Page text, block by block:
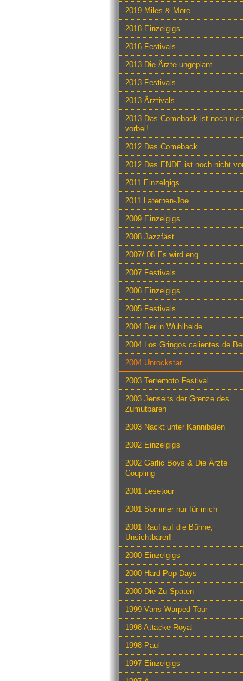
2019 Miles & More
2018 Einzelgigs
2016 Festivals
2013 Die Ärzte ungeplant
2013 Festivals
2013 Ärztivals
2013 Das Comeback ist noch
vorbei!
2012 Das Comeback
2012 Das ENDE ist noch nicht
2011 Einzelgigs
2011 Laternen-Joe
2009 Einzelgigs
2008 Jazzfäst
2007/ 08 Es wird eng
2007 Festivals
2006 Einzelgigs
2005 Festivals
2004 Berlin Wuhlheide
2004 Los Gringos calientes de
2004 Unrockstar
2003 Terremoto Festival
2003 Jenseits der Grenze des
Zumutbaren
2003 Nackt unter Kannibalen
2002 Einzelgigs
2002 Garlic Boys & Die Ärzte
Coupling
2001 Lesetour
2001 Sommer nur für mich
2001 Rauf auf die Bühne,
Unsichtbarer!
2000 Einzelgigs
2000 Hard Pop Days
2000 Die Zu Späten
1999 Vans Warped Tour
1998 Attacke Royal
1998 Paul
1997 Einzelgigs